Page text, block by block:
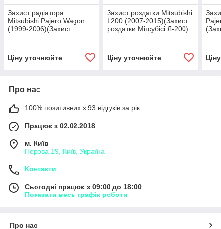
Захист радіатора
Mitsubishi Pajero Wagon
(1999-2006)(Захист
Ціну уточнюйте
Захист роздатки Mitsubishi
L200 (2007-2015)(Захист
роздатки Мітсубісі Л-200)
Ціну уточнюйте
Про нас
100% позитивних з 93 відгуків за рік
Працює з 02.02.2018
м. Київ
Перова 19, Київ, Україна
Контакти
Сьогодні працює з 09:00 до 18:00
Показати весь графік роботи
Про нас